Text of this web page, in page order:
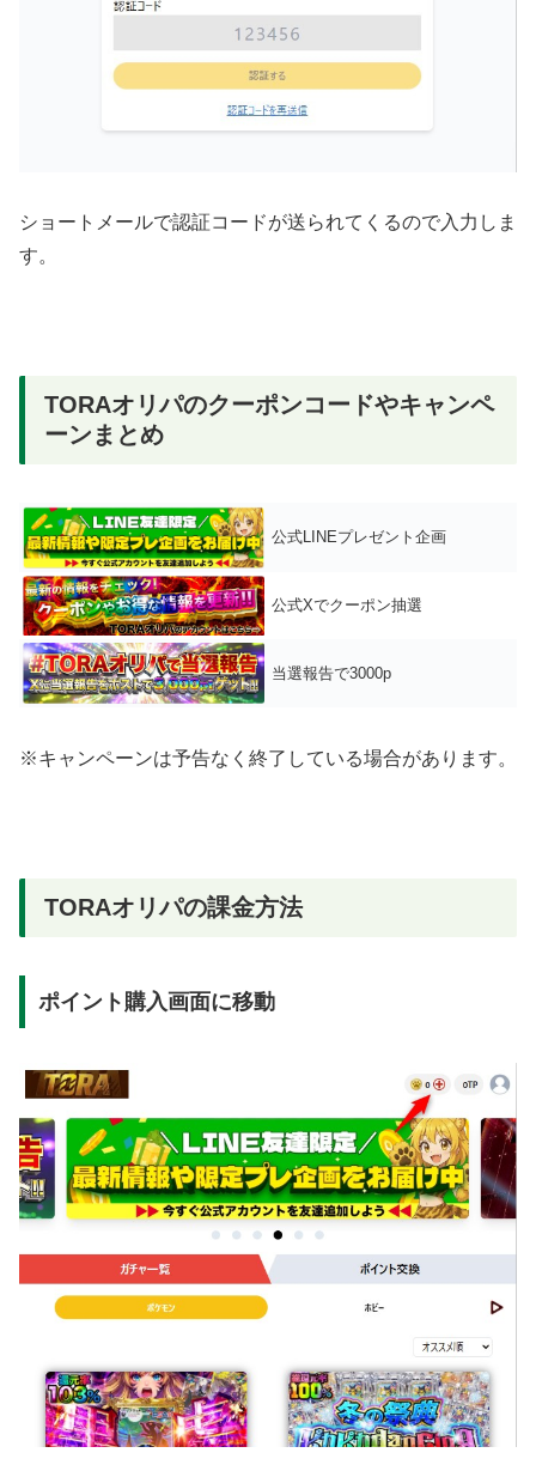
ショートメールで認証コードが送られてくるので入力しま
す。
TORAオリパのクーポンコードやキャンペ
ーンまとめ
公式LINEプレゼント企画
公式Xでクーポン抽選
当選報告で3000p
※キャンペーンは予告なく終了している場合があります。
TORAオリパの課金方法
ポイント購入画面に移動